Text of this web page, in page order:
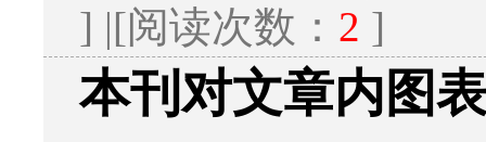
] |[阅读次数： 2 ]
本刊对文章内图